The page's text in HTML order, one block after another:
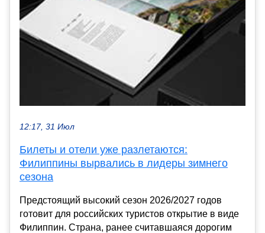
12:17, 31 Июл
Билеты и отели уже разлетаются:
Филиппины вырвались в лидеры зимнего
сезона
Предстоящий высокий сезон 2026/2027 годов
готовит для российских туристов открытие в виде
Филиппин. Страна, ранее считавшаяся дорогим